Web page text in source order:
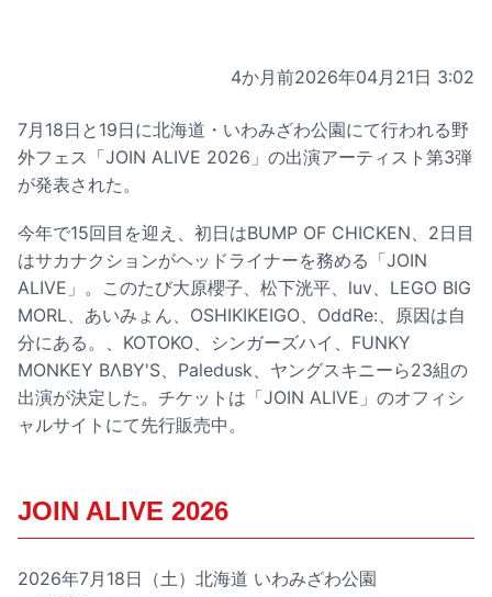
4か月前2026年04月21日 3:02
7月18日と19日に北海道・いわみざわ公園にて行われる野
外フェス「JOIN ALIVE 2026」の出演アーティスト第3弾
が発表された。
今年で15回目を迎え、初日はBUMP OF CHICKEN、2日目
はサカナクションがヘッドライナーを務める「JOIN
ALIVE」。このたび大原櫻子、松下洸平、luv、LEGO BIG
MORL、あいみょん、OSHIKIKEIGO、OddRe:、原因は自
分にある。、KOTOKO、シンガーズハイ、FUNKY
MONKEY BΛBY'S、Paledusk、ヤングスキニーら23組の
出演が決定した。チケットは「JOIN ALIVE」のオフィシ
ャルサイトにて先行販売中。
JOIN ALIVE 2026
2026年7月18日（土）北海道 いわみざわ公園